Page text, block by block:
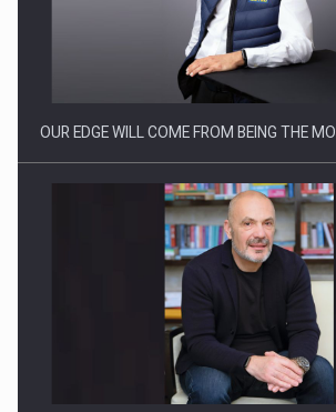
CEO Conference - Shaping The Future -
Webinar - Business Evolution-RETHINK
Investitii Digitalizare
OUR EDGE WILL COME FROM BEING THE